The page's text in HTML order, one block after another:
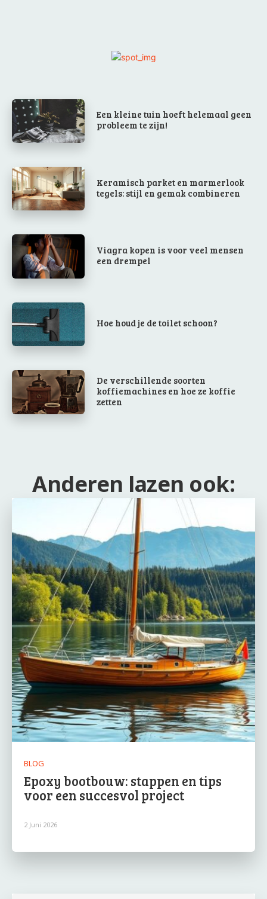
Een kleine tuin hoeft helemaal geen
probleem te zijn!
Keramisch parket en marmerlook
tegels: stijl en gemak combineren
Viagra kopen is voor veel mensen
een drempel
Hoe houd je de toilet schoon?
De verschillende soorten
koffiemachines en hoe ze koffie
zetten
Anderen lazen ook:
BLOG
Epoxy bootbouw: stappen en tips
voor een succesvol project
2 Juni 2026